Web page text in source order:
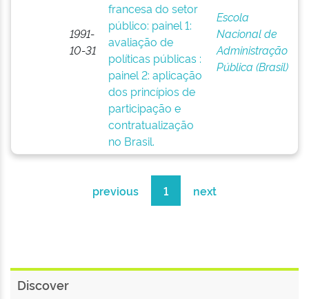
1991-
10-31
francesa do setor
público: painel 1:
avaliação de
políticas públicas :
painel 2: aplicação
dos princípios de
participação e
contratualização
no Brasil.
Escola
Nacional de
Administração
Pública (Brasil)
previous 1 next
Discover